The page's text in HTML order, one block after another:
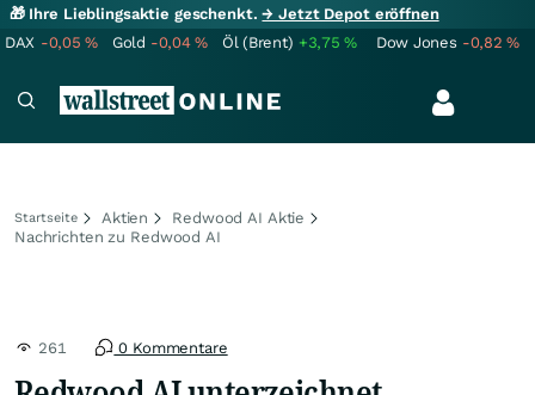
🎁 Ihre Lieblingsaktie geschenkt.→ Jetzt Depot eröffnen
DAX -0,05% Gold -0,04% Öl (Brent) +3,75% Dow Jones -0,82%
Startseite Aktien
Redwood AI Aktie
Nachrichten zu Redwood AI
261 0 Kommentare